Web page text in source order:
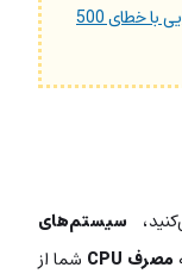
ارور 500 چیست؟ آشنایی با خطای 500
سیستم‌های
مصرف CPU
شما از